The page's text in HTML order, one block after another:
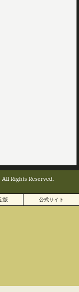
Rights Reserved.
版 公式サイト